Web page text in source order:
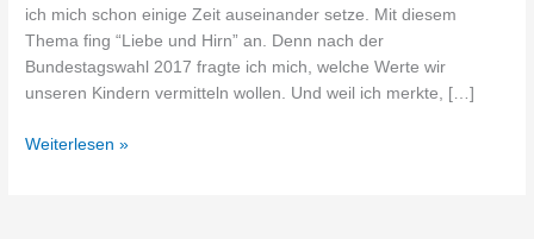
ich mich schon einige Zeit auseinander setze. Mit diesem
Thema fing “Liebe und Hirn” an. Denn nach der
Bundestagswahl 2017 fragte ich mich, welche Werte wir
unseren Kindern vermitteln wollen. Und weil ich merkte, […]
Weiterlesen »